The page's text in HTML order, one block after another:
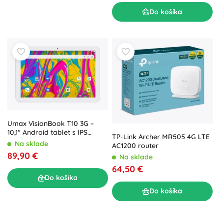
Do košíka
Umax VisionBook T10 3G –
10,1" Android tablet s IPS
displejom a GPS
Na sklade
89,90 €
Do košíka
TP-Link Archer MR505 4G LTE
AC1200 router
Na sklade
64,50 €
Do košíka